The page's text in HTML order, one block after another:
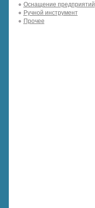
Оснащение предприятий
Ручной инструмент
Прочее